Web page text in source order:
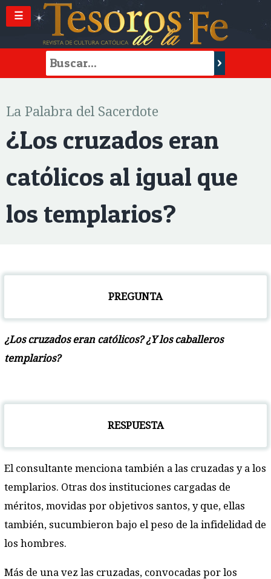
☰
La Palabra del Sacerdote
¿Los cruzados eran
católicos al igual que
los templarios?
PREGUNTA
¿Los cruzados eran católicos? ¿Y los caballeros
templarios?
RESPUESTA
El consultante menciona también a las cruzadas y a los
templarios. Otras dos instituciones cargadas de
méritos, movidas por objetivos santos, y que, ellas
también, sucumbieron bajo el peso de la infidelidad de
los hombres.
Más de una vez las cruzadas, convocadas por los